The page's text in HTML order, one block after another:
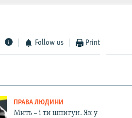
Follow us Print
ПРАВА ЛЮДИНИ
Мить – і ти шпигун. Як у